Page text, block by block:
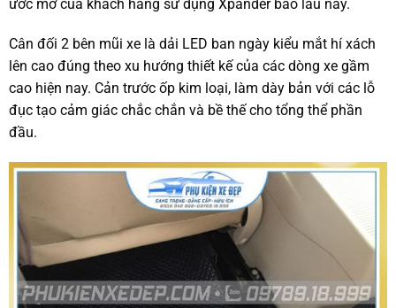
ước mơ của khách hàng sử dụng Xpander bao lâu nay.
Cân đối 2 bên mũi xe là dải LED ban ngày kiểu mắt hí xách
lên cao đúng theo xu hướng thiết kế của các dòng xe gầm
cao hiện nay. Cản trước ốp kim loại, làm dày bản với các lỗ
đục tạo cảm giác chắc chắn và bề thế cho tổng thể phần
đầu.